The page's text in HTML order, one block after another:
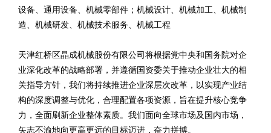
设备、通用设备、机械零部件；机械设计、机械加工、机械制
造、机械研发、机械技术服务、机械工程
天津红桥区晶成机械股份有限公司将根据党中央和国务院对企
业深化改革的战略部署，并遵循国资委关于推动企业壮大的相
关指导方针，我们将持续推进企业深层次改革，以实现产业结
构的深度调整与优化，合理配置各项资源，旨在提升核心竞争
力，全面刷新企业整体素质。我们面向全球市场及国内市场，
矢志不渝地向更高更远的目标迈进，奋力拼搏。